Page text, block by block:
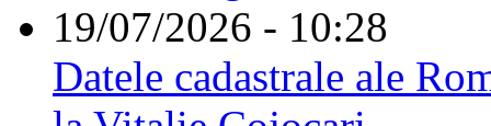
19/07/2026 - 10:28
Datele cadastrale ale